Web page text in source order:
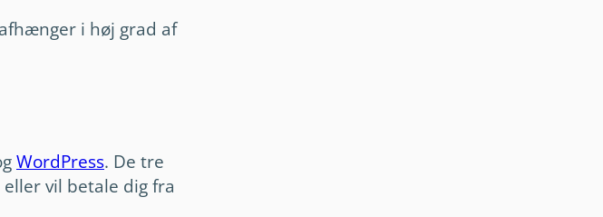
i høj grad af
WordPress. De tre
vil betale dig fra